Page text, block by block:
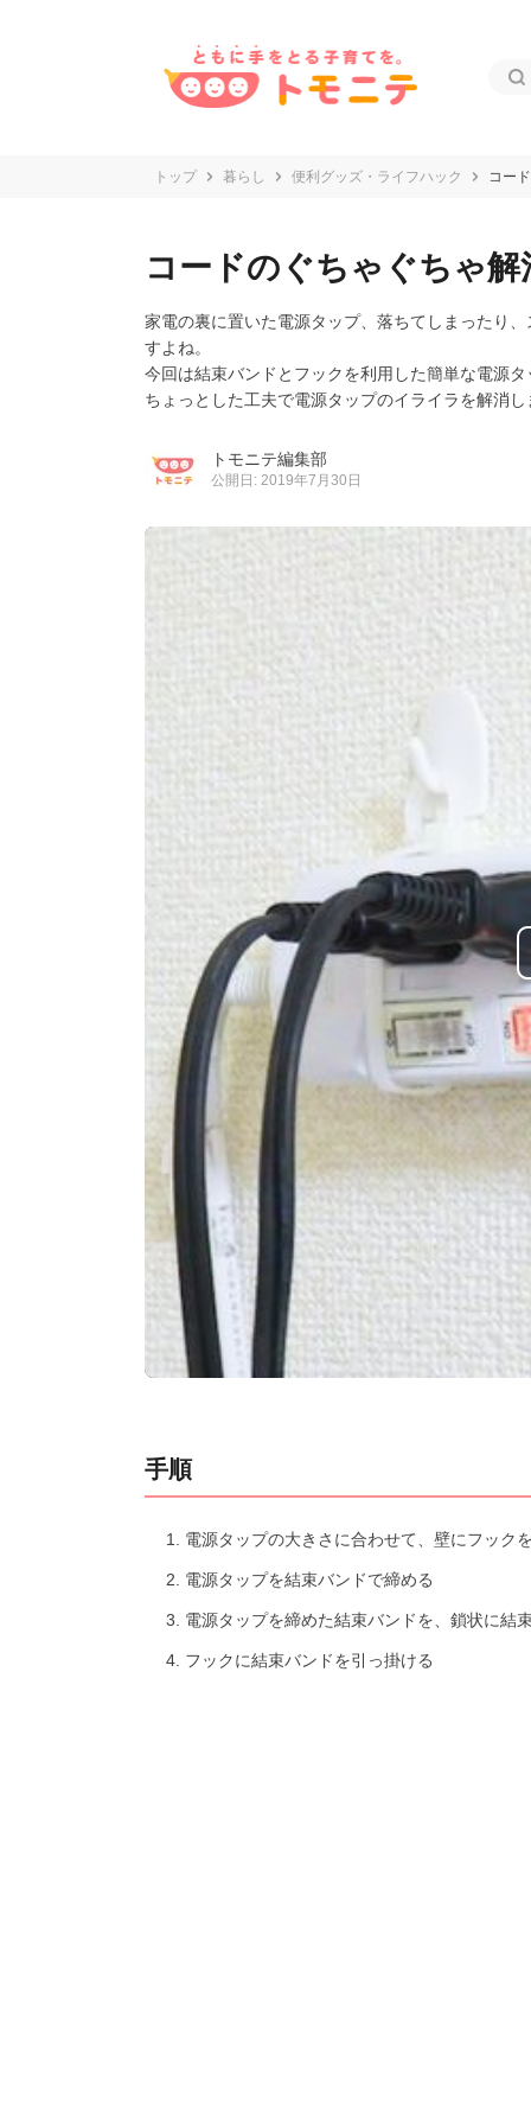
トップ 暮らし 便利グッズ・ライフハック コー
コードのぐちゃぐちゃ
家電の裏に置いた電源タップ、落ちてしまったり
すよね。
今回は結束バンドとフックを利用した簡単な電源
ちょっとした工夫で電源タップのイライラを解消
トモニテ編集部
公開日: 2019年7月30日
手順
電源タップの大きさに合わせて、壁にフック
電源タップを結束バンドで締める
電源タップを締めた結束バンドを、鎖状に結
フックに結束バンドを引っ掛ける